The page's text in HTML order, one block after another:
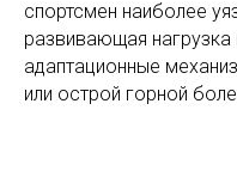
спортсмен наиболее
развивающая
адаптационные
или острой горной